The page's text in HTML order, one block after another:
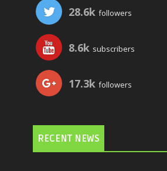
28.6k followers
8.6k subscribers
17.3k followers
RECENT NEWS